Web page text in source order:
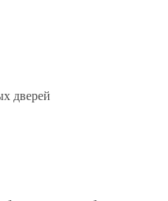
дверей